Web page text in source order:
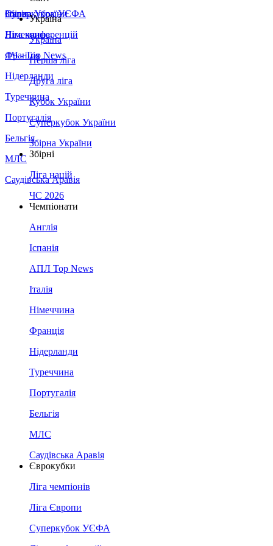
Збірна України
Італія
Німеччина
Франція
Нідерланди
Туреччина
Португалія
Бельгія
МЛС
Саудівська Аравія
Суперкубок УЄФА
Ліга конференцій
ЛЧ - Top News
Україна
Україна
Перша ліга
Друга ліга
Кубок України
Суперкубок України
Збірна України
Збірні
Ліга націй
ЧС 2026
Чемпіонати
Англія
Іспанія
АПЛ Top News
Італія
Німеччина
Франція
Нідерланди
Туреччина
Португалія
Бельгія
МЛС
Саудівська Аравія
Єврокубки
Ліга чемпіонів
Ліга Європи
Суперкубок УЄФА